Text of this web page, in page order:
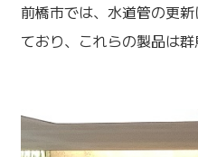
前橋市では、水道管の更
ており、これらの製品は